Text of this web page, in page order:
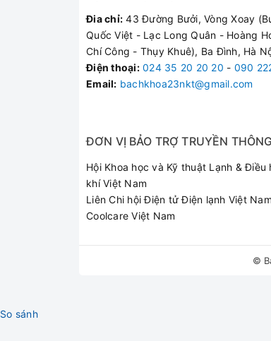
Đia chỉ: 43 Đường Bưởi, Vòng Xoay
Quốc Việt - Lạc Long Quân - Hoàng
Chí Công - Thụy Khuê), Ba Đình, Hà
Điện thoại: 024 35 20 20 20 - 090
Email: bachkhoa23nkt@gmail.com
ĐƠN VỊ BẢO TRỢ TRUYỀN THÔNG
Hội Khoa học và Kỹ thuật Lạnh & Điều
khí Việt Nam
Liên Chi hội Điện tử Điện lạnh Việt Nam
Coolcare Việt Nam
©
So sánh